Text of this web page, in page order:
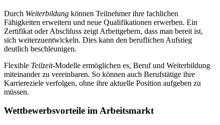
Durch Weiterbildung können Teilnehmer ihre fachlichen
Fähigkeiten erweitern und neue Qualifikationen erwerben. Ein
Zertifikat oder Abschluss zeigt Arbeitgebern, dass man bereit ist,
sich weiterzuentwickeln. Dies kann den beruflichen Aufstieg
deutlich beschleunigen.
Flexible Teilzeit-Modelle ermöglichen es, Beruf und Weiterbildung
miteinander zu vereinbaren. So können auch Berufstätige ihre
Karriereziele verfolgen, ohne ihre aktuelle Position aufgeben zu
müssen.
Wettbewerbsvorteile im Arbeitsmarkt